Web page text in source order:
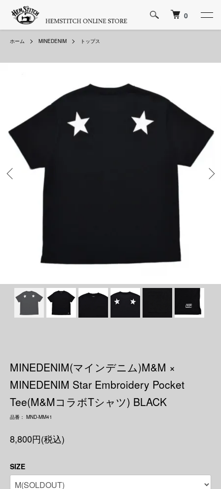
0
ホーム MINEDENIM トップス
MINEDENIM(マインデニム)M&M ×
MINEDENIM Star Embroidery Pocket
Tee(M&MコラボTシャツ) BLACK
品番： MND-MM41
8,800円(税込)
SIZE